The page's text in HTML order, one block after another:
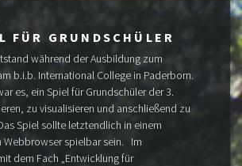
FÜR GRUNDSCHÜLER
während der Ausbildung zum
b.i.b. International College in Paderborn.
es, ein Spiel für Grundschüler der 3.
zu visualisieren und anschließend zu
Spiel sollte letztendlich in einem
Webbrowser spielbar sein. Im
dem Fach „Entwicklung für